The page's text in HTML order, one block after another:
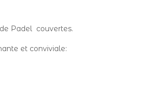
Padel couvertes.
et conviviale: